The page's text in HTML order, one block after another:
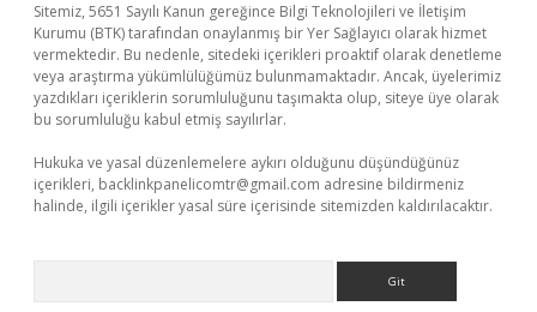
Sitemiz, 5651 Sayılı Kanun gereğince Bilgi Teknolojileri ve İletişim
Kurumu (BTK) tarafından onaylanmış bir Yer Sağlayıcı olarak hizmet
vermektedir. Bu nedenle, sitedeki içerikleri proaktif olarak denetleme
veya araştırma yükümlülüğümüz bulunmamaktadır. Ancak, üyelerimiz
yazdıkları içeriklerin sorumluluğunu taşımakta olup, siteye üye olarak
bu sorumluluğu kabul etmiş sayılırlar.
Hukuka ve yasal düzenlemelere aykırı olduğunu düşündüğünüz
içerikleri, backlinkpanelicomtr@gmail.com adresine bildirmeniz
halinde, ilgili içerikler yasal süre içerisinde sitemizden kaldırılacaktır.